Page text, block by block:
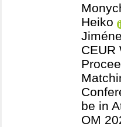
Heiko
CEUR
be in
OM